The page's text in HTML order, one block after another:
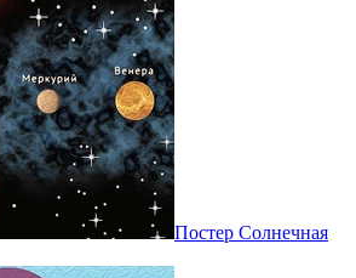
Постер Солнечная